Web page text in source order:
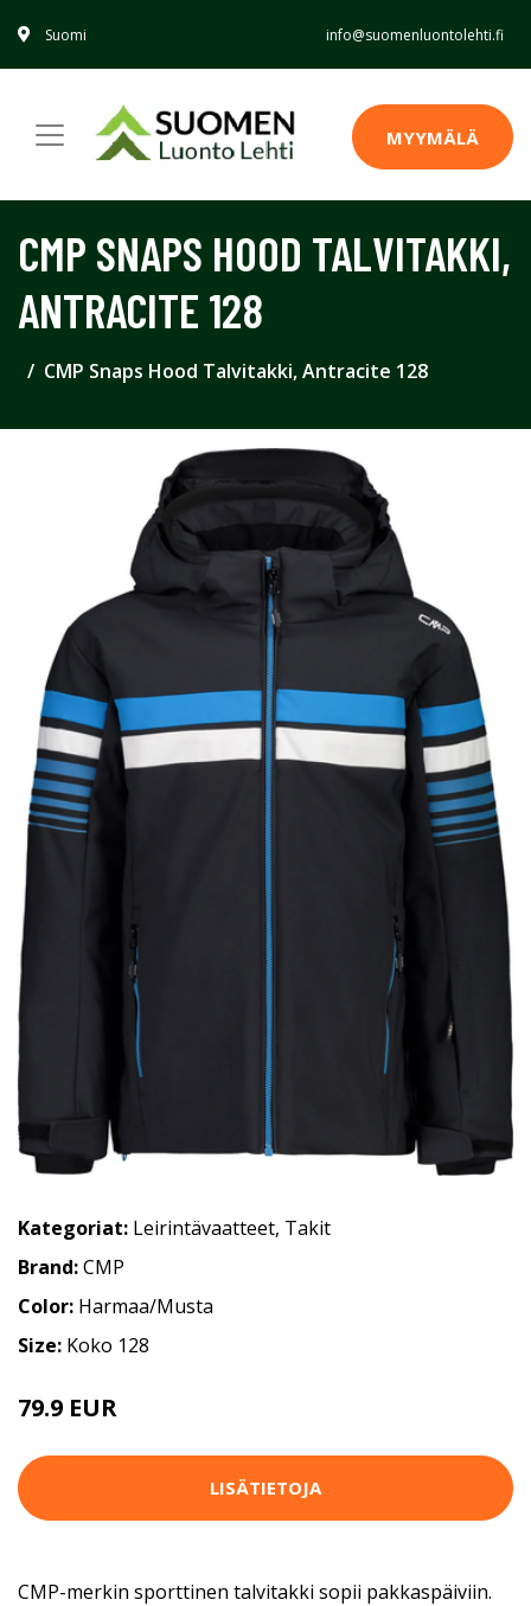
Suomi info@suomenluontolehti.fi
MYYMÄLÄ
CMP SNAPS HOOD TALVITAKKI,
ANTRACITE 128
CMP Snaps Hood Talvitakki, Antracite 128
Kategoriat: Leirintävaatteet, Takit
Brand:CMP
Color: Harmaa/Musta
Size: Koko 128
79.9 EUR
LISÄTIETOJA
CMP-merkin sporttinen talvitakki sopii pakkaspäiviin.